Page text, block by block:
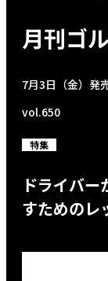
月刊ゴ
7月3日（金）発
vol.650
特集
ドライバ
すためのレ